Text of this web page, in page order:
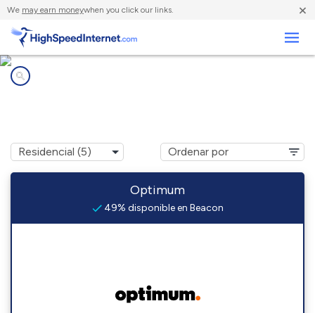
We may earn moneywhen you click our links. ×
Optimum
49% disponible en Beacon